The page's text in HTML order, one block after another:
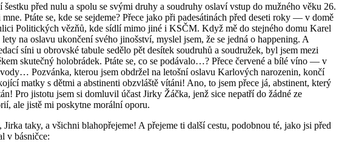
šestku před nulu a spolu se svými druhy a soudruhy oslaví vstup do mužného věku 26.
Ptáte se, kde se sejdeme? Přece jako při padesátinách před deseti roky — v domě
Politických vězňů, kde sídlí mimo jiné i KSČM. Když mě do stejného domu Karel
na oslavu ukončení svého jinošství, myslel jsem, že se jedná o happening. A
síni u obrovské tabule sedělo pět desítek soudruhů a soudružek, byl jsem mezi
skutečný holobrádek. Ptáte se, co se podávalo…? Přece červené a bílé víno — v
Pozvánka, kterou jsem obdržel na letošní oslavu Karlových narozenin, končí
matky s dětmi a abstinenti obzvláště vítáni! Ano, to jsem přece já, abstinent, který
Pro jistotu jsem si domluvil účast Jirky Žáčka, jenž sice nepatří do žádné ze
ale jistě mi poskytne morální oporu.
Jirka taky, a všichni blahopřejeme! A přejeme ti další cestu, podobnou té, jako jsi před
v básničce: